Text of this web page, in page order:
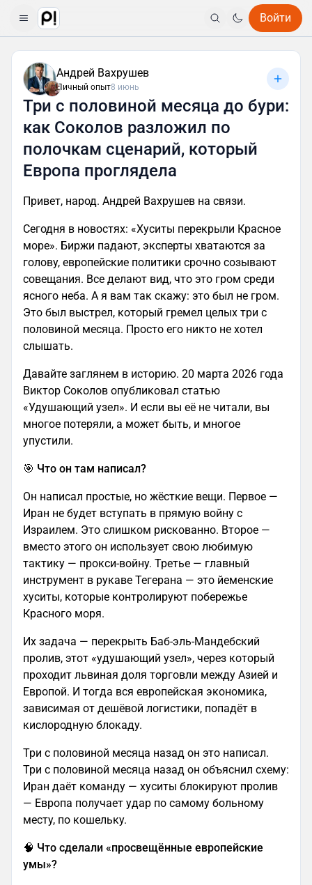
Войти
Андрей Вахрушев
Личный опыт8 июнь
Три с половиной месяца до бури:
как Соколов разложил по
полочкам сценарий, который
Европа проглядела
Привет, народ. Андрей Вахрушев на связи.
Сегодня в новостях: «Хуситы перекрыли Красное
море». Биржи падают, эксперты хватаются за
голову, европейские политики срочно созывают
совещания. Все делают вид, что это гром среди
ясного неба. А я вам так скажу: это был не гром.
Это был выстрел, который гремел целых три с
половиной месяца. Просто его никто не хотел
слышать.
Давайте заглянем в историю. 20 марта 2026 года
Виктор Соколов опубликовал статью
«Удушающий узел». И если вы её не читали, вы
многое потеряли, а может быть, и многое
упустили.
🎯 Что он там написал?
Он написал простые, но жёсткие вещи. Первое —
Иран не будет вступать в прямую войну с
Израилем. Это слишком рискованно. Второе —
вместо этого он использует свою любимую
тактику — прокси-войну. Третье — главный
инструмент в рукаве Тегерана — это йеменские
хуситы, которые контролируют побережье
Красного моря.
Их задача — перекрыть Баб-эль-Мандебский
пролив, этот «удушающий узел», через который
проходит львиная доля торговли между Азией и
Европой. И тогда вся европейская экономика,
зависимая от дешёвой логистики, попадёт в
кислородную блокаду.
Три с половиной месяца назад он это написал.
Три с половиной месяца назад он объяснил схему:
Иран даёт команду — хуситы блокируют пролив
— Европа получает удар по самому больному
месту, по кошельку.
🧠 Что сделали «просвещённые европейские
умы»?